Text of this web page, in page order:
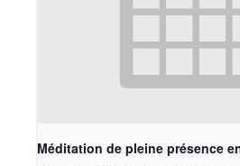
Méditation de pleine présence